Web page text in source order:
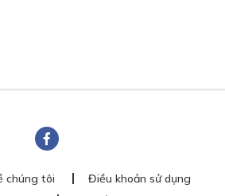
chúng tôi
Điều khoản sử dụng